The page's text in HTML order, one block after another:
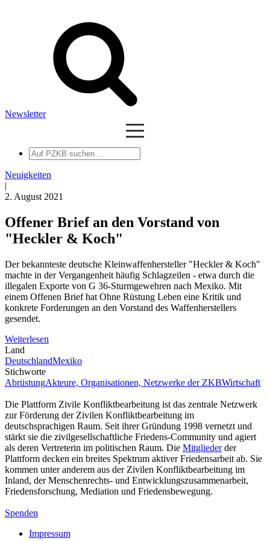
Newsletter
Auf
PZKB
suchen
Neuigkeiten
|
2. August 2021
Offener Brief an den Vorstand von
"Heckler & Koch"
Der bekannteste deutsche Kleinwaffenhersteller "Heckler & Koch"
machte in der Vergangenheit häufig Schlagzeilen - etwa durch die
illegalen Exporte von G 36-Sturmgewehren nach Mexiko. Mit
einem Offenen Brief hat Ohne Rüstung Leben eine Kritik und
konkrete Forderungen an den Vorstand des Waffenherstellers
gesendet.
Weiterlesen
Land
DeutschlandMexiko
Stichworte
AbrüstungAkteure, Organisationen, Netzwerke der ZKBWirtschaft
Die Plattform Zivile Konfliktbearbeitung ist das zentrale Netzwerk
zur Förderung der Zivilen Konfliktbearbeitung im
deutschsprachigen Raum. Seit ihrer Gründung 1998 vernetzt und
stärkt sie die zivilgesellschaftliche Friedens-Community und agiert
als deren Vertreterin im politischen Raum. Die Mitgliederder
Plattform decken ein breites Spektrum aktiver Friedensarbeit ab. Sie
kommen unter anderem aus der Zivilen Konfliktbearbeitung im
Inland, der Menschenrechts- und Entwicklungszusammenarbeit,
Friedensforschung, Mediation und Friedensbewegung.
Spenden
Impressum